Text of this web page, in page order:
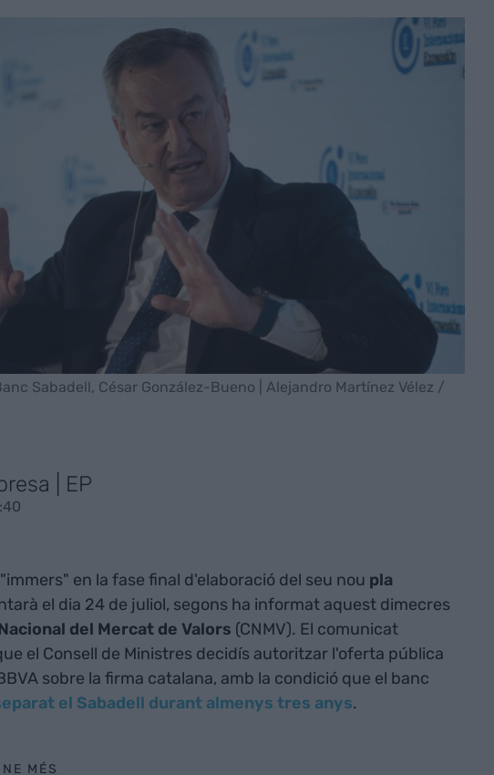
Sabadell, César González-Bueno | Alejandro Martínez Vélez /
| EP
en la fase final d'elaboració del seu nou pla
el dia 24 de juliol, segons ha informat aquest dimecres
del Mercat de Valors (CNMV). El comunicat
el Consell de Ministres decidís autoritzar l'oferta pública
sobre la firma catalana, amb la condició que el banc
el Sabadell durant almenys tres anys.
MÉS